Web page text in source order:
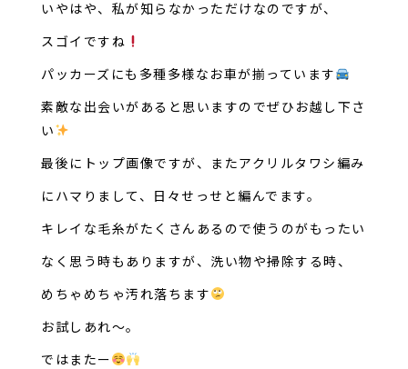
いやはや、私が知らなかっただけなのですが、
スゴイですね
パッカーズにも多種多様なお車が揃っています
素敵な出会いがあると思いますのでぜひお越し下さ
い
最後にトップ画像ですが、またアクリルタワシ編み
にハマりまして、日々せっせと編んでます。
キレイな毛糸がたくさんあるので使うのがもったい
なく思う時もありますが、洗い物や掃除する時、
めちゃめちゃ汚れ落ちます
お試しあれ〜。
ではまたー